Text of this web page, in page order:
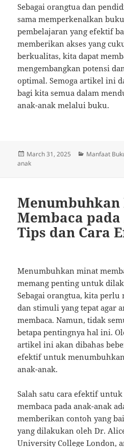
Sebagai orangtua dan
sama memperkenalkan
pembelajaran yang efektif
memberikan akses yang
berkualitas, kita dapat
mengembangkan potensi
optimal. Semoga artikel ini
bagi kita semua dalam
anak-anak melalui buku.
Posted
on
March 31, 2025 Categories
Manfaat
anak
Membaca
Tips dan Cara
Menumbuhkan minat
memang penting untuk
Sebagai orangtua, kita
dan stimuli yang tepat agar
membaca. Namun, tidak
betapa pentingnya hal ini.
artikel ini akan dibahas
efektif untuk
anak-anak.
Salah satu cara efektif
membaca pada anak-anak
memberikan contoh yang
yang dilakukan oleh Dr.
University College London,